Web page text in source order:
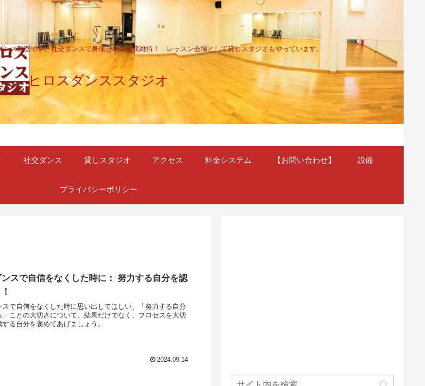
ス教室です。社交ダンスで身体と心の健康維持！ レッスン会場として貸しスタジオもやっています。
ヒロスダンススタジオ
社交ダンス 貸しスタジオ アクセス 料金システム 【お問い合わせ】 設備
プライバシーポリシー
スで自信をなくした時に： 努力する自分を認
スで自信をなくした時に思い出してほしい、「努力する自分
」ことの大切さについて。結果だけでなく、プロセスを大切
する自分を褒めてあげましょう。
2024.09.14